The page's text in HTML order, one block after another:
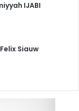
IJABI
Siauw